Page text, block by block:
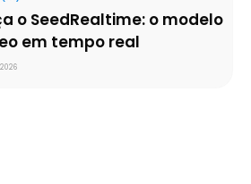
o SeedRealtime: o modelo
em tempo real